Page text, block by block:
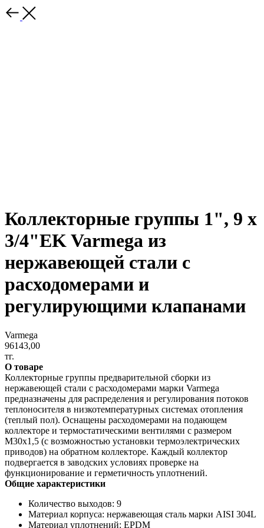
Коллекторные группы 1", 9 x
3/4"EK Varmega из
нержавеющей стали с
расходомерами и
регулирующими клапанами
Varmega
96143,00
тг.
О товаре
Коллекторные группы предварительной сборки из
нержавеющей стали с расходомерами марки Varmega
предназначены для распределения и регулирования потоков
теплоносителя в низкотемпературных системах отопления
(теплый пол). Оснащены расходомерами на подающем
коллекторе и термостатическими вентилями с размером
M30x1,5 (с возможностью установки термоэлектрических
приводов) на обратном коллекторе. Каждый коллектор
подвергается в заводских условиях проверке на
функционирование и герметичность уплотнений.
Общие характеристики
Количество выходов: 9
Материал корпуса: нержавеющая сталь марки AISI 304L
Материал уплотнений: EPDM